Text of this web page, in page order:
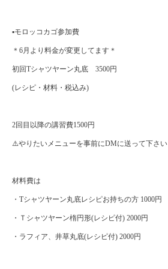
▪️モロッコカゴ参加費
＊6月より料金が変更してます＊
初回Tシャツヤーン丸底 3500円
(レシピ・材料・税込み)
2回目以降の講習費1500円
⚠️やりたいメニューを事前にDMに送って下さい
材料費は
・Tシャツヤーン丸底レシピお持ちの方 1000円
・Ｔシャツヤーン楕円形(レシピ付) 2000円
・ラフィア、井草丸底(レシピ付) 2000円